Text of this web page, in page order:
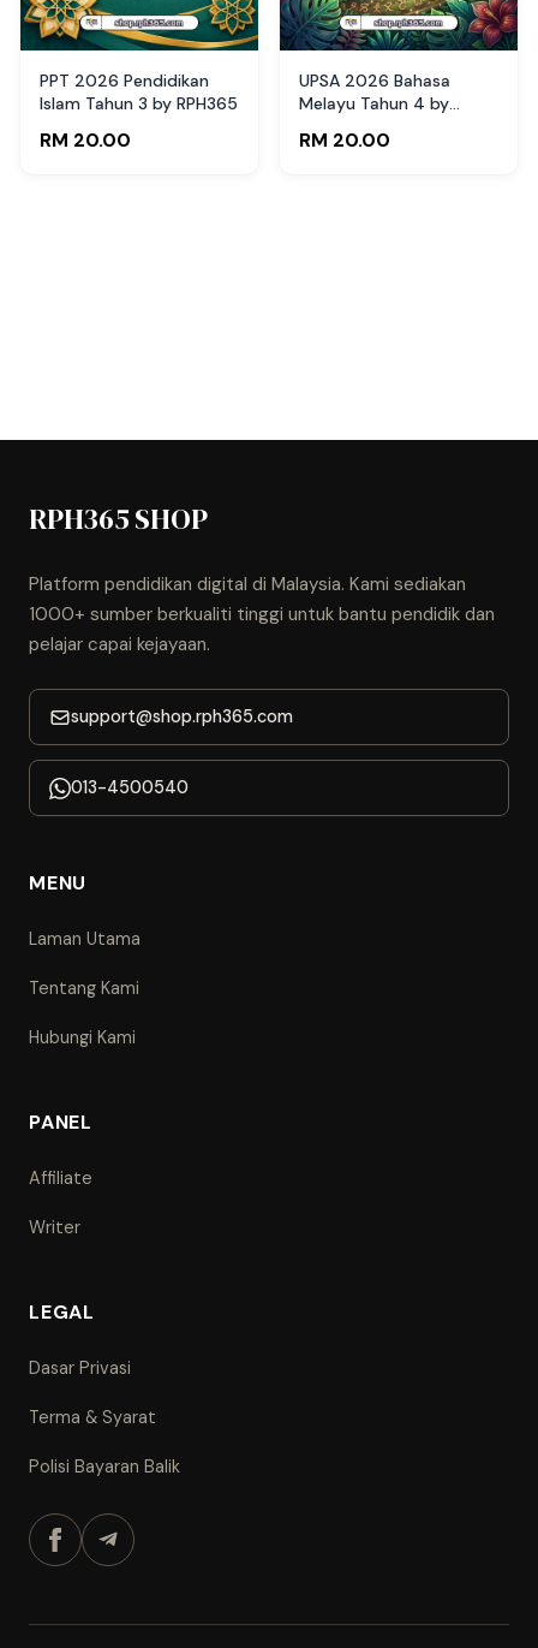
PPT 2026 Pendidikan
Islam Tahun 3 by RPH365
RM 20.00
UPSA 2026 Bahasa
Melayu Tahun 4 by
RM 20.00
RPH365 SHOP
Platform pendidikan digital di Malaysia. Kami sediakan
1000+ sumber berkualiti tinggi untuk bantu pendidik dan
pelajar capai kejayaan.
support@shop.rph365.com
013-4500540
MENU
Laman Utama
Tentang Kami
Hubungi Kami
PANEL
Affiliate
Writer
LEGAL
Dasar Privasi
Terma & Syarat
Polisi Bayaran Balik